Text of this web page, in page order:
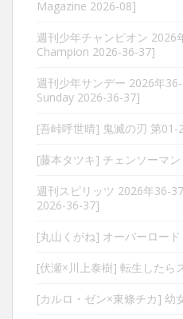
Magazine 2026-08]
週刊少年チャンピオン 2026
Champion 2026-36-37]
週刊少年サンデー 2026年
Sunday 2026-36-37]
[吾峠呼世晴] 鬼滅の刃 第01-
[藤本タツキ] チェンソーマ
週刊スピリッツ 2026年36-
2026-36-37]
[丸山くがね] オーバーロー
[伏瀬×川上泰樹] 転生したら
[カルロ・ゼン×東條チカ] 幼